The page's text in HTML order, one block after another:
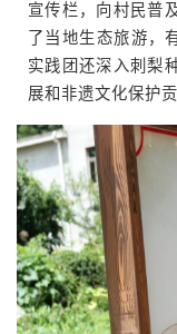
宣传栏，向村民普
了当地生态旅游，
实践团还深入刺梨
展和非遗文化保护